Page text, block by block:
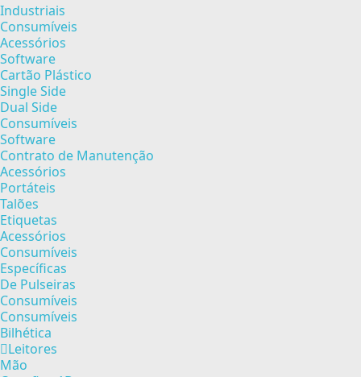
Industriais
Consumíveis
Acessórios
Software
Cartão Plástico
Single Side
Dual Side
Consumíveis
Software
Contrato de Manutenção
Acessórios
Portáteis
Talões
Etiquetas
Acessórios
Consumíveis
Específicas
De Pulseiras
Consumíveis
Consumíveis
Bilhética
Leitores
Mão